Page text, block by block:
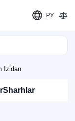
РУ
Izidan
Sharhlar